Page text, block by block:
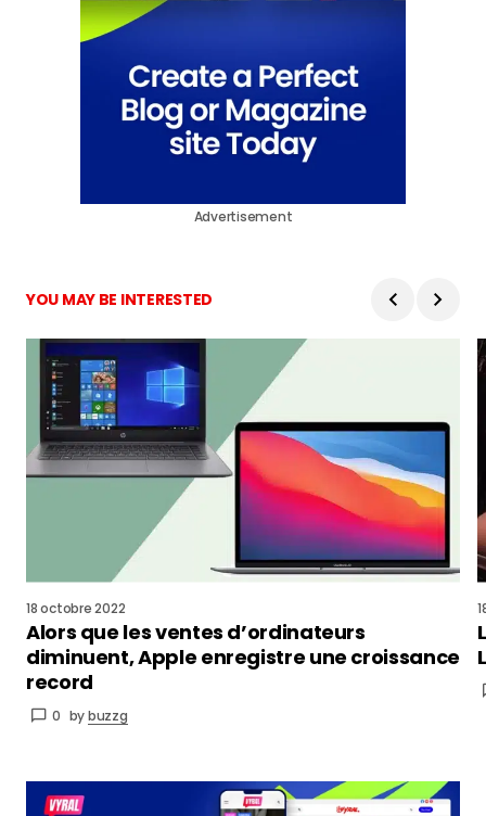
Advertisement
YOU MAY BE INTERESTED
18 octobre 2022
Alors que les ventes d’ordinateurs
diminuent, Apple enregistre une croissance
record
0 bybuzzg